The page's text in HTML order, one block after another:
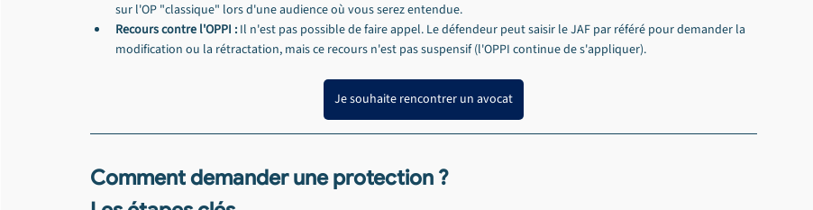
sur l'OP "classique" lors d'une audience où vous serez entendue.
Recours contre l'OPPI : Il n'est pas possible de faire appel. Le défendeur peut saisir le JAF par référé pour demander la
modification ou la rétractation, mais ce recours n'est pas suspensif (l'OPPI continue de s'appliquer).
Je souhaite rencontrer un avocat
Comment demander une protection ?